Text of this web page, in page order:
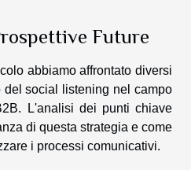
Future
abbiamo affrontato diversi
del social listening nel campo
L'analisi dei punti chiave
di questa strategia e come
i processi comunicativi.